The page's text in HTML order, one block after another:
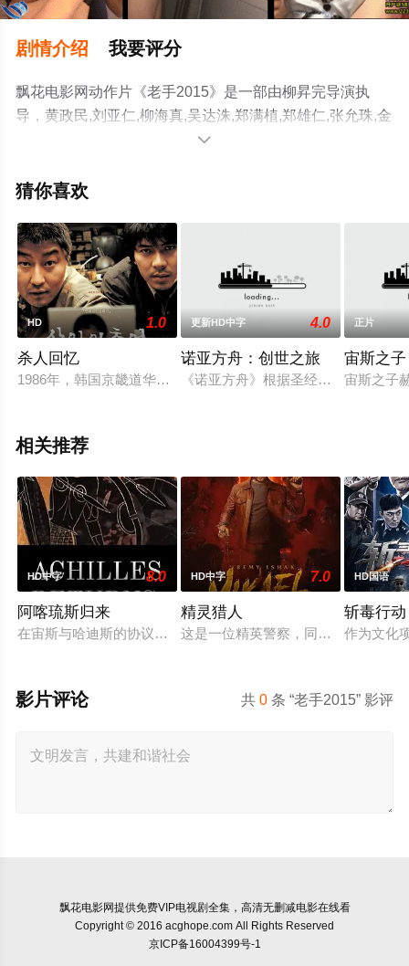
剧情介绍 我要评分
飘花电影网动作片《老手2015》是一部由柳昇完导演执
导，黄政民,刘亚仁,柳海真,吴达洙,郑满植,郑雄仁,张允珠,金
时厚,陈庆,刘仁英,朴素丹,裴晟祐等演员精彩演绎的韩国电
院，更多相关信息可移步至豆瓣电影、电视猫或剧情网等

猜你喜欢
HD 1.0
杀人回忆
1986年，韩国京畿道华城郡，热得发昏的夏天，在田野边发现
更新HD中字 4.0
诺亚方舟：创世之旅
《诺亚方舟》根据圣经故事改编，
正片
宙斯之
宙斯之子
相关推荐
HD中字 8.0
阿喀琉斯归来
在宙斯与哈迪斯的协议下，年迈的阿喀琉斯被忒提斯从冥界释
HD中字 7.0
精灵猎人
这是一位精英警察，同时也是精灵猎
HD国语
斩毒行动
作为文化
共0 条 “老手2015” 影评
影片评论
飘花电影网提供免费VIP电视剧全集，高清无删减电影在线看
Copyright © 2016 acghope.com All Rights Reserved
京ICP备16004399号-1